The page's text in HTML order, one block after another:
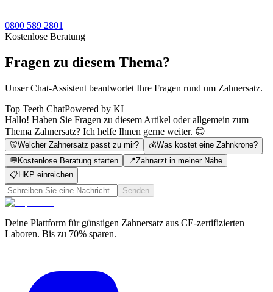
0800 589 2801
Kostenlose Beratung
Fragen zu diesem Thema?
Unser Chat-Assistent beantwortet Ihre Fragen rund um Zahnersatz.
Top Teeth ChatPowered by KI
Hallo! Haben Sie Fragen zu diesem Artikel oder allgemein zum
Thema Zahnersatz? Ich helfe Ihnen gerne weiter. 😊
🦷Welcher Zahnersatz passt zu mir? 💰Was kostet eine Zahnkrone?
💬Kostenlose Beratung starten 📍Zahnarzt in meiner Nähe
📋HKP einreichen
Senden
Deine Plattform für günstigen Zahnersatz aus CE-zertifizierten
Laboren. Bis zu 70% sparen.